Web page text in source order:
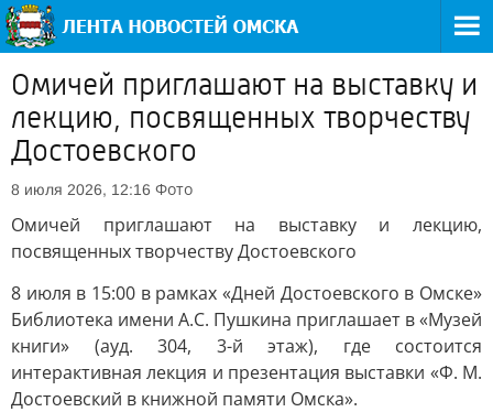
Омичей приглашают на выставку и
лекцию, посвященных творчеству
Достоевского
8 июля 2026, 12:16 Фото
Омичей приглашают на выставку и лекцию,
посвященных творчеству Достоевского
8 июля в 15:00 в рамках «Дней Достоевского в Омске»
Библиотека имени А.С. Пушкина приглашает в «Музей
книги» (ауд. 304, 3-й этаж), где состоится
интерактивная лекция и презентация выставки «Ф. М.
Достоевский в книжной памяти Омска».